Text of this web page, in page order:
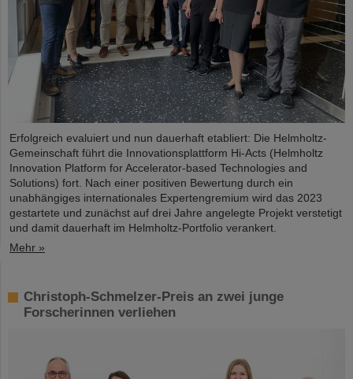
Erfolgreich evaluiert und nun dauerhaft etabliert: Die Helmholtz-
Gemeinschaft führt die Innovationsplattform Hi-Acts (Helmholtz
Innovation Platform for Accelerator-based Technologies and
Solutions) fort. Nach einer positiven Bewertung durch ein
unabhängiges internationales Expertengremium wird das 2023
gestartete und zunächst auf drei Jahre angelegte Projekt verstetigt
und damit dauerhaft im Helmholtz-Portfolio verankert.
Mehr »
Christoph-Schmelzer-Preis an zwei junge
Forscherinnen verliehen